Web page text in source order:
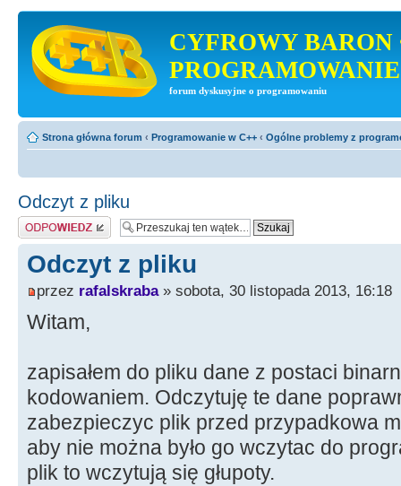
CYFROWY BARON
PROGRAMOWANIE
forum dyskusyjne o programowaniu
Strona główna forum ‹ Programowanie w C++ ‹ Ogólne problemy z
Odczyt z pliku
Odpowiedz
Odczyt z pliku
przez rafalskraba» sobota, 30 listopada 2013, 16:18
Witam,
zapisałem do pliku dane z postaci
kodowaniem. Odczytuję te dane
zabezpieczyc plik przed przypadkowa
aby nie można było go wczytac do
plik to wczytują się głupoty.